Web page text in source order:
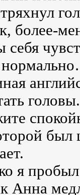
более-
себя
головы.
я
Анна